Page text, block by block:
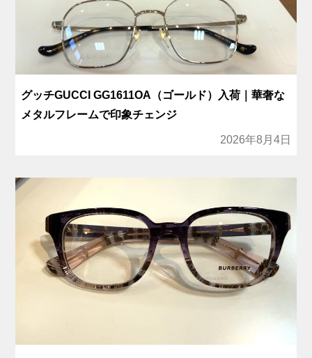
グッチGUCCI GG1611OA（ゴールド）入荷｜華奢な
メタルフレームで印象チェンジ
2026年8月4日